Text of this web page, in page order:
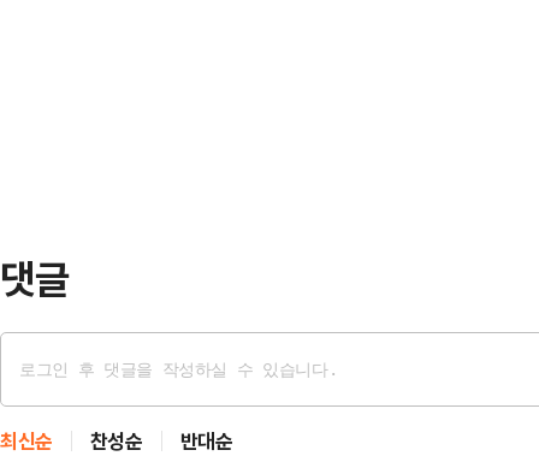
댓글
최신순 찬성순 반대순